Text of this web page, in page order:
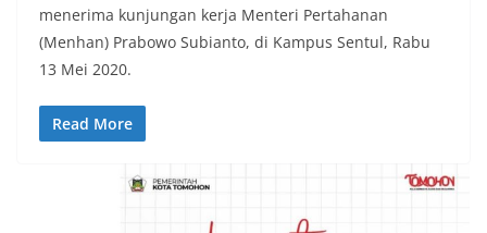
menerima kunjungan kerja Menteri Pertahanan
(Menhan) Prabowo Subianto, di Kampus Sentul, Rabu
13 Mei 2020.
Read More